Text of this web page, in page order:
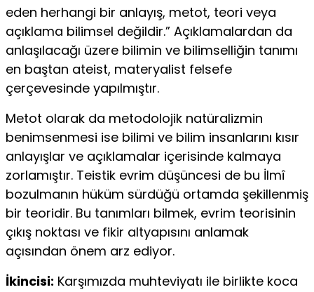
eden herhangi bir anlayış, metot, teori veya
açıklama bilimsel değildir.” Açıklamalardan da
anlaşılacağı üzere bilimin ve bilimselliğin tanımı
en baştan ateist, materyalist felsefe
çerçevesinde yapılmıştır.
Metot olarak da metodolojik natüralizmin
benimsenmesi ise bilimi ve bilim insanlarını kısır
anlayışlar ve açıklamalar içerisinde kalmaya
zorlamıştır. Teistik evrim düşüncesi de bu İlmî
bozulmanın hüküm sürdüğü ortamda şekillenmiş
bir teoridir. Bu tanımları bilmek, evrim teorisinin
çıkış noktası ve fikir altyapısını anlamak
açısından önem arz ediyor.
İkincisi: Karşımızda muhteviyatı ile birlikte koca